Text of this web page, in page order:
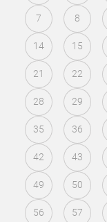
7 8
14 15
21 22
28 29
35 36
42 43
49 50
56 57